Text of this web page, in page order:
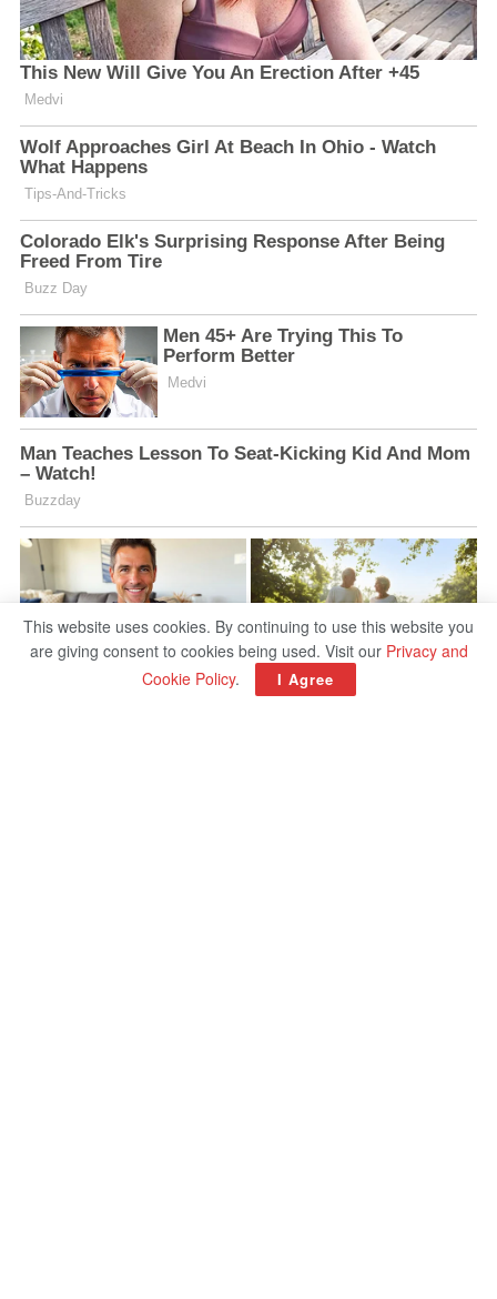
This website uses cookies. By continuing to use this website you
are giving consent to cookies being used. Visit our Privacy and
Cookie Policy. I Agree